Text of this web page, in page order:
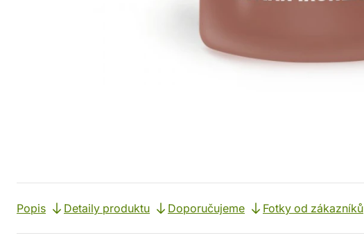
Popis Detaily produktu Doporučujeme Fotky od zákazníků